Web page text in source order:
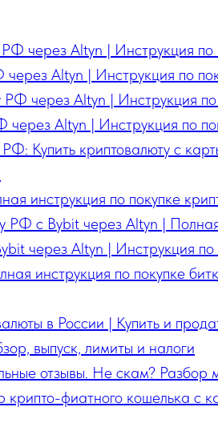
через Altyn | Инструкция по
Altyn | Инструкция по
РФ через Altyn | Инструкция
Altyn | Инструкция по
РФ: Купить криптовалюту с
инструкция по покупке
РФ с Bybit через Altyn |
через Altyn | Инструкция по
инструкция по покупке
в России | Купить и
выпуск, лимиты и налоги
отзывы. Не скам? Разбор
крипто-фиатного кошелька с